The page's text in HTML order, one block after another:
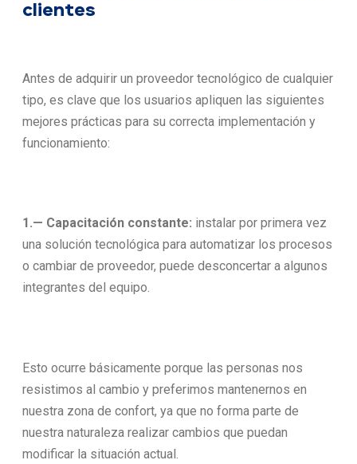
clientes
Antes de adquirir un proveedor tecnológico de cualquier
tipo, es clave que los usuarios apliquen las siguientes
mejores prácticas para su correcta implementación y
funcionamiento:
1.— Capacitación constante: instalar por primera vez
una solución tecnológica para automatizar los procesos
o cambiar de proveedor, puede desconcertar a algunos
integrantes del equipo.
Esto ocurre básicamente porque las personas nos
resistimos al cambio y preferimos mantenernos en
nuestra zona de confort, ya que no forma parte de
nuestra naturaleza realizar cambios que puedan
modificar la situación actual.